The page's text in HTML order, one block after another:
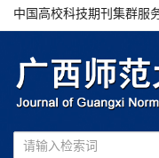
中国高校科技期刊集群服